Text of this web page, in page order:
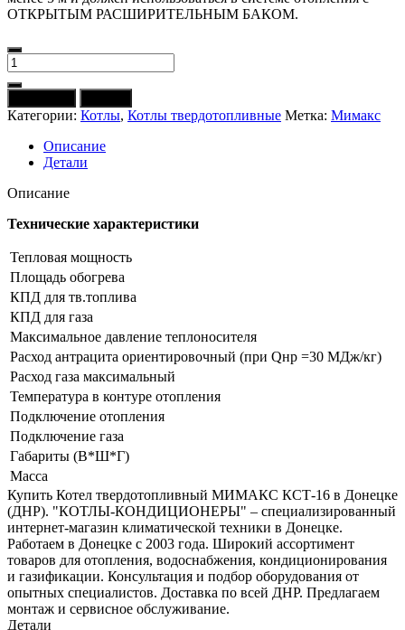
ОТКРЫТЫМ РАСШИРИТЕЛЬНЫМ БАКОМ.
Количество
товара
Котел
твердотопливный
МИМАКС
КСТ-16
Категории: Котлы, Котлы твердотопливные Метка: Мимакс
Описание
Детали
Описание
Технические характеристики
Тепловая мощность
Площадь обогрева
КПД для тв.топлива
КПД для газа
Максимальное давление теплоносителя
Расход антрацита ориентировочный (при Qнр =30 МДж/кг)
Расход газа максимальный
Температура в контуре отопления
Подключение отопления
Подключение газа
Габариты (В*Ш*Г)
Масса
Купить Котел твердотопливный МИМАКС КСТ-16 в Донецке
(ДНР). "КОТЛЫ-КОНДИЦИОНЕРЫ" – специализированный
интернет-магазин климатической техники в Донецке.
Работаем в Донецке с 2003 года. Широкий ассортимент
товаров для отопления, водоснабжения, кондиционирования
и газификации. Консультация и подбор оборудования от
опытных специалистов. Доставка по всей ДНР. Предлагаем
монтаж и сервисное обслуживание.
Детали